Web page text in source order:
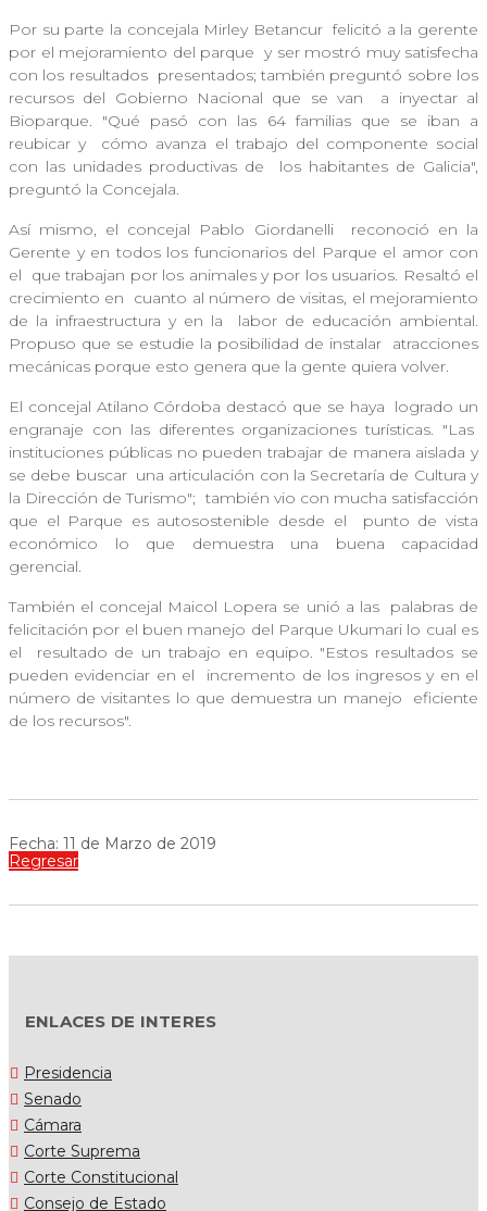
Por su parte la concejala Mirley Betancur felicitó a la gerente
por el mejoramiento del parque y ser mostró muy satisfecha
con los resultados presentados; también preguntó sobre los
recursos del Gobierno Nacional que se van
a inyectar al
Bioparque. "Qué pasó con las 64 familias que se iban a
reubicar y
cómo avanza el trabajo del componente social
con las unidades productivas de
los habitantes de Galicia",
preguntó la Concejala.
Así mismo, el concejal Pablo Giordanelli
reconoció en la
Gerente y en todos los funcionarios del Parque el amor con
el
que trabajan por los animales y por los usuarios. Resaltó el
crecimiento en
cuanto al número de visitas, el mejoramiento
de la infraestructura y en la
labor de educación ambiental.
Propuso que se estudie la posibilidad de instalar
atracciones
mecánicas porque esto genera que la gente quiera volver.
El concejal Atilano Córdoba destacó que se haya
logrado un
engranaje con las diferentes organizaciones turísticas. "Las
instituciones públicas no pueden trabajar de manera aislada y
se debe buscar una articulación con la Secretaría de Cultura y
la Dirección de Turismo"; también vio con mucha satisfacción
que el Parque es autosostenible desde el
punto de vista
económico lo que demuestra una buena capacidad
gerencial.
También el concejal Maicol Lopera se unió a las
palabras de
felicitación por el buen manejo del Parque Ukumari lo cual es
el
resultado de un trabajo en equipo. "Estos resultados se
pueden evidenciar en el
incremento de los ingresos y en el
número de visitantes lo que demuestra un manejo
eficiente
de los recursos".
Fecha: 11 de Marzo de 2019
Regresar
ENLACES DE INTERES
Presidencia
Senado
Cámara
Corte Suprema
Corte Constitucional
Consejo de Estado